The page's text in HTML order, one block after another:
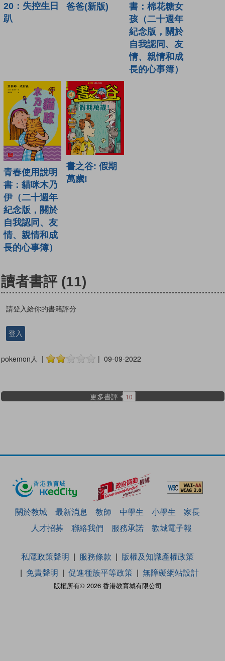
20：失控生日
趴
爸爸(新版)
書：棉花糖女
孩（二十週年
紀念版，關於
自我認同、友
情、親情和成
長的心事簿）
青春使用說明
書：貓咪木乃
伊（二十週年
紀念版，關於
自我認同、友
情、親情和成
長的心事簿）
書之谷: 假期
萬歲!
讀者書評 (11)
請登入給你的書籍評分
登入
pokemon人 | | 09-09-2022
更多書評 10
關於教城 最新消息 教師 中學生 小學生
家長
人才招募
聯絡我們 服務承諾 教城電子報
版權所有© 2026 香港教育城有限公司
私隱政策聲明 服務條款
版權及知識產權政策
免責聲明
促進種族平等政策 無障礙網站設計